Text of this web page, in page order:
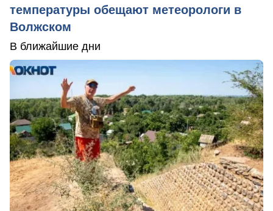
температуры обещают метеорологи в
Волжском
В ближайшие дни